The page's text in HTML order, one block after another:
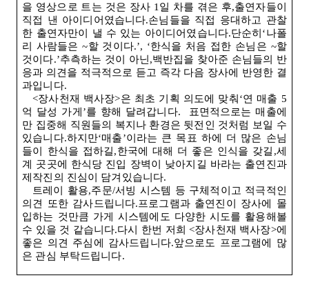
을 영상으로 트는 것은 장사1 일 차를 겪은 후,출연자들이
직접 낸 아이디어였습니다.손님들을 직접 응대하고 관찰
한 출연자만이 낼 수 있는 아이디어였습니다.단순히‘나폴
리 사람들은 ~할 것이다.’, ‘한식을 처음 접한 손님은 ~할
것이다.’추측하는 것이 아닌,백반집을 찾아준 손님들의 반
응과 의견을 적극적으로 듣고 즉각 다음 장사에 반영한 결
과입니다.
<장사천재 백사장>은 최초 기획 의도에 맞춰‘연 매출 5
억 달성 가게’를 향해 달려갑니다.
표면적으로는 매출에
만 집중해 직원들의 복지나 환경은 뒷전인 것처럼 보일 수
있습니다.하지만‘매출’이라는 큰 목표 하에 더 많은 손님
들이 한식을 접하길,한국에 대해 더 좋은 인식을 갖길,세
계 곳곳에 한식당 진입 장벽이 낮아지길 바라는 출연진과
제작진의 진심이 담겨있습니다.
트레이 활용,주문/서빙 시스템 등 구체적이고 적극적인
의견 또한 감사드립니다.프로그램과 출연진이 장사에 몰
입하는 것만큼 가게 시스템에도 다양한 시도를 활용해볼
수 있을 것 같습니다.다시 한번 저희 <장사천재 백사장>에
좋은 의견 주심에 감사드립니다.앞으로도 프로그램에 많
은 관심 부탁드립니다.